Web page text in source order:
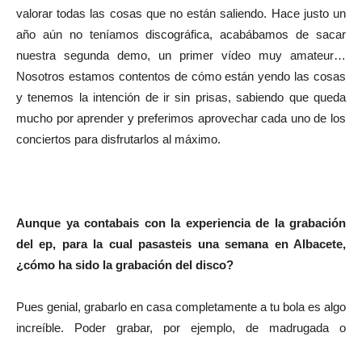
valorar todas las cosas que no están saliendo. Hace justo un
año aún no teníamos discográfica, acabábamos de sacar
nuestra segunda demo, un primer vídeo muy amateur…
Nosotros estamos contentos de cómo están yendo las cosas
y tenemos la intención de ir sin prisas, sabiendo que queda
mucho por aprender y preferimos aprovechar cada uno de los
conciertos para disfrutarlos al máximo.
Aunque ya contabais con la experiencia de la grabación
del ep, para la cual pasasteis una semana en Albacete,
¿cómo ha sido la grabación del disco?
Pues genial, grabarlo en casa completamente a tu bola es algo
increíble. Poder grabar, por ejemplo, de madrugada o